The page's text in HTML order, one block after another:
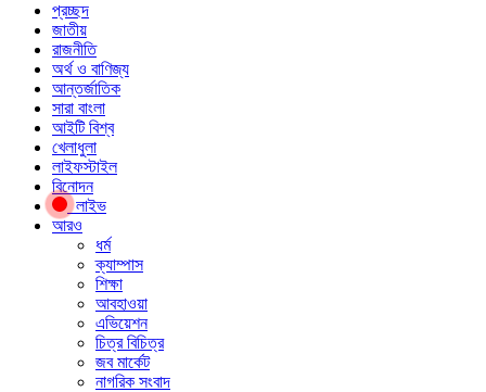
প্রচ্ছদ
জাতীয়
রাজনীতি
অর্থ ও বাণিজ্য
আন্তর্জাতিক
সারা বাংলা
আইটি বিশ্ব
খেলাধুলা
লাইফস্টাইল
বিনোদন
লাইভ
আরও
ধর্ম
ক্যাম্পাস
শিক্ষা
আবহাওয়া
এভিয়েশন
চিত্র বিচিত্র
জব মার্কেট
নাগরিক সংবাদ